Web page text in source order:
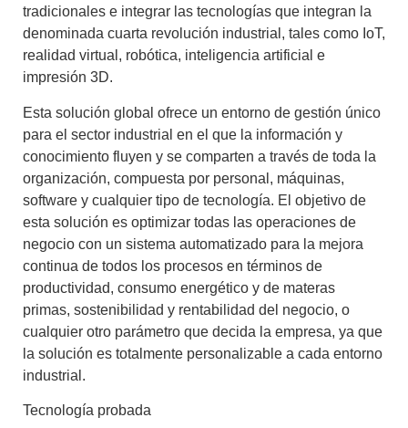
tradicionales e integrar las tecnologías que integran la
denominada cuarta revolución industrial, tales como IoT,
realidad virtual, robótica, inteligencia artificial e
impresión 3D.
Esta solución global ofrece un entorno de gestión único
para el sector industrial en el que la información y
conocimiento fluyen y se comparten a través de toda la
organización, compuesta por personal, máquinas,
software y cualquier tipo de tecnología. El objetivo de
esta solución es optimizar todas las operaciones de
negocio con un sistema automatizado para la mejora
continua de todos los procesos en términos de
productividad, consumo energético y de materas
primas, sostenibilidad y rentabilidad del negocio, o
cualquier otro parámetro que decida la empresa, ya que
la solución es totalmente personalizable a cada entorno
industrial.
Tecnología probada